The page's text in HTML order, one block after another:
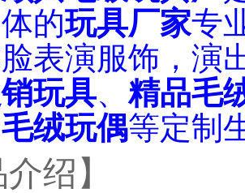
的玩具厂家专
表演服饰，演
玩具、 精品毛
毛绒玩偶等定制
介绍】